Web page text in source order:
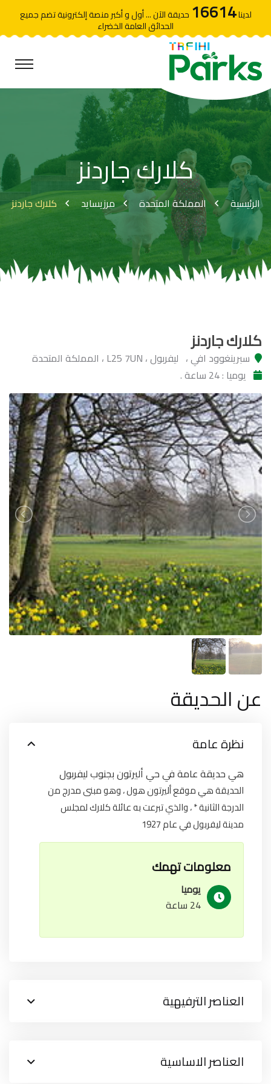
لدينا16614 حديقة الآن ... أول و أكبر منصة إلكترونية تضم جميع
الحدائق العامة الخضراء
كلارك جاردنز
الرئيسية المملكة المتحدة مرزيسايد كلارك جاردنز
كلارك جاردنز
سبرينغوود افي ، ليفربول ، L25 7UN ، المملكة المتحدة
يوميا : 24 ساعة .
عن الحديقة
نظرة عامة
هي حديقة عامة في حي أليرتون بجنوب ليفربول
الحديقة هي موقع أليرتون هول ، وهو مبنى مدرج من
الدرجة الثانية * ، والذي تبرعت به عائلة كلارك لمجلس
مدينة ليفربول في عام 1927
معلومات تهمك
يوميا
24 ساعة
العناصر الترفيهية
العناصر الاساسية